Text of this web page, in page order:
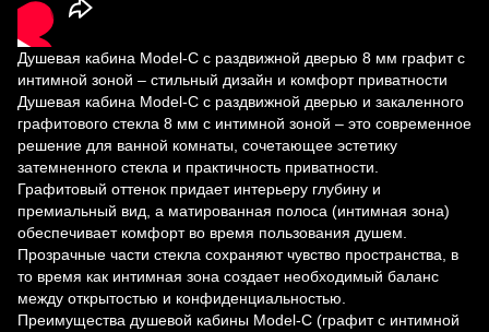
Душевая кабина Model-C с раздвижной дверью 8 мм графит с
интимной зоной – стильный дизайн и комфорт приватности
Душевая кабина Model-C с раздвижной дверью и закаленного
графитового стекла 8 мм с интимной зоной – это современное
решение для ванной комнаты, сочетающее эстетику
затемненного стекла и практичность приватности.
Графитовый оттенок придает интерьеру глубину и
премиальный вид, а матированная полоса (интимная зона)
обеспечивает комфорт во время пользования душем.
Прозрачные части стекла сохраняют чувство пространства, в
то время как интимная зона создает необходимый баланс
между открытостью и конфиденциальностью.
Преимущества душевой кабины Model-C (графит с интимной